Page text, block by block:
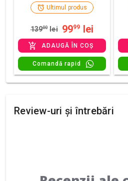
Ultimul produs
13900 lei 9999 lei
ADAUGĂ ÎN COȘ
Comandă rapid
Review-uri și întrebări